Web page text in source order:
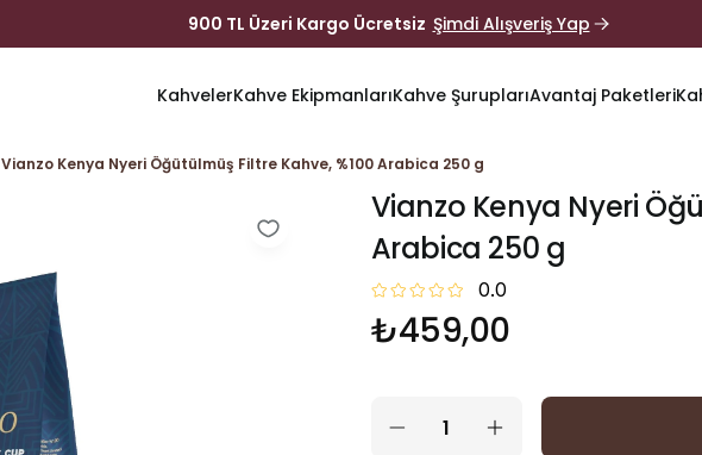
900 TL Üzeri Kargo Ücretsiz Şimdi Alışveriş Yap
KahvelerKahve EkipmanlarıKahve ŞuruplarıAvantaj Paketleri
Vianzo Kenya Nyeri Öğütülmüş Filtre Kahve, %100 Arabica 250 g
Vianzo Kenya Nyeri
Arabica 250 g
0.0
₺459,00